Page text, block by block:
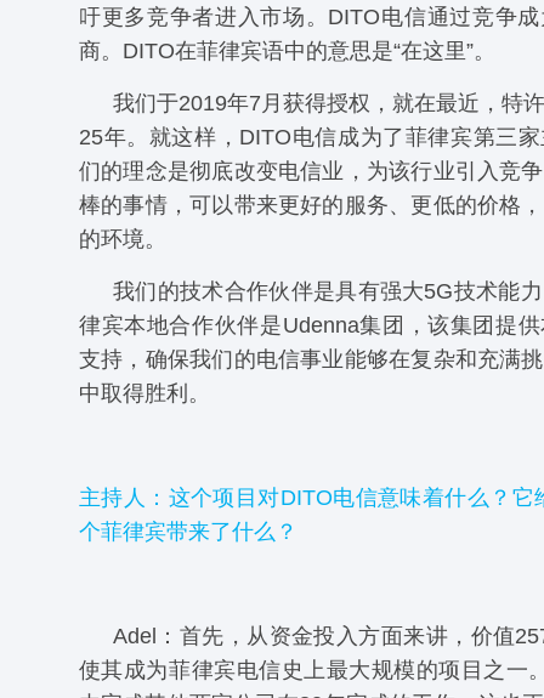
吁更多竞争者进入市场。DITO电信通过竞争
商。DITO在菲律宾语中的意思是“在这里”。
我们于2019年7月获得授权，就在最近，特
25年。就这样，DITO电信成为了菲律宾第三
们的理念是彻底改变电信业，为该行业引入竞
棒的事情，可以带来更好的服务、更低的价格
的环境。
我们的技术合作伙伴是具有强大5G技术能
律宾本地合作伙伴是Udenna集团，该集团提
支持，确保我们的电信事业能够在复杂和充满
中取得胜利。
主持人：这个项目对DITO电信意味着什么？它
个菲律宾带来了什么？
Adel：首先，从资金投入方面来讲，价值
使其成为菲律宾电信史上最大规模的项目之一